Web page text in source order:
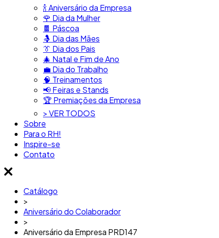
​🍾​ Aniversário da Empresa
🌹 Dia da Mulher
🍫​ Páscoa
🤱 Dia das Mães
👔​ Dia dos Pais
🎄 Natal e Fim de Ano
💼​ Dia do Trabalho
🧠​ Treinamentos
📢​ Feiras e Stands
🏆 Premiações da Empresa
> VER TODOS
Sobre
Para o RH!
Inspire-se
Contato
Catálogo
>
Aniversário do Colaborador
>
Aniversário da Empresa PRD147